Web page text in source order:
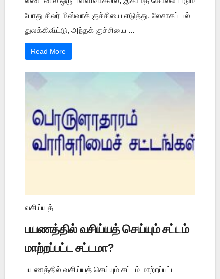
போது சிலர் மிஸ்வாக் குச்சியை எடுத்து, லேசாகப் பல்
துலக்கிவிட்டு, அந்தக் குச்சியை ...
Read More
வசிய்யத்
பயணத்தில் வசிய்யத் செய்யும் சட்டம்
மாற்றப்பட்ட சட்டமா?
பயணத்தில் வசிய்யத் செய்யும் சட்டம் மாற்றப்பட்ட